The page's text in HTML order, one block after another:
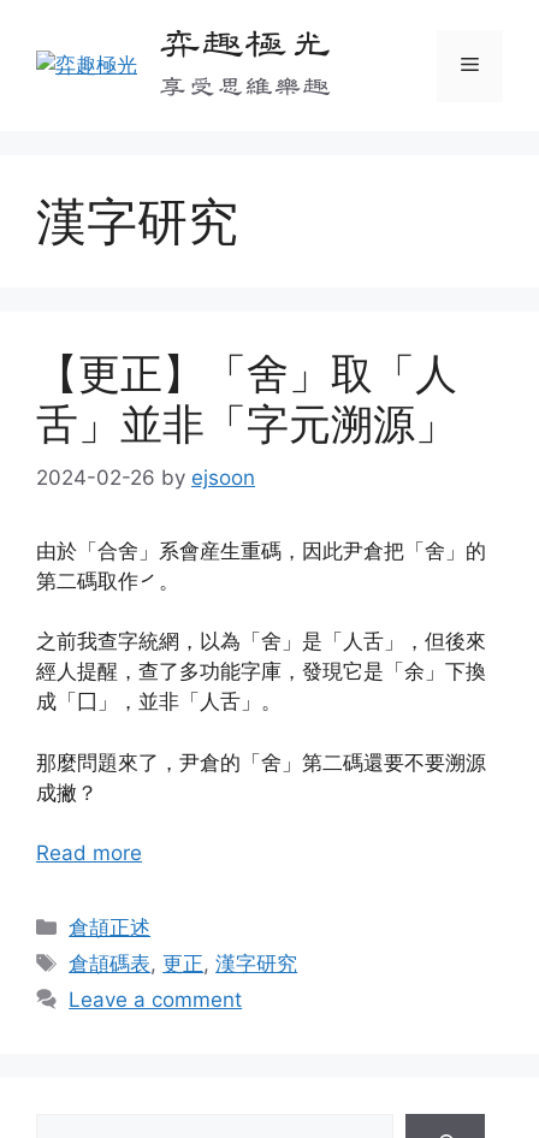
content
弈趣極光
享受思維樂趣
Menu
漢字研究
【更正】「舍」取「人
舌」並非「字元溯源」
2024-02-26 by ejsoon
由於「合舍」系會産生重碼，因此尹倉把「舍」的
第二碼取作㇒ 。
之前我查字統網，以為「舍」是「人舌」，但後來
經人提醒，查了多功能字庫，發現它是「余」下換
成「囗」，並非「人舌」。
那麼問題來了，尹倉的「舍」第二碼還要不要溯源
成撇？
Read more
Categories
倉頡正述
Tags
倉頡碼表,更正,漢字研究
Leave a comment